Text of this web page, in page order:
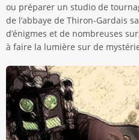
ou préparer un studio de
de l’abbaye de Thiron-Gardais
d’énigmes et de nombreuses
à faire la lumière sur de